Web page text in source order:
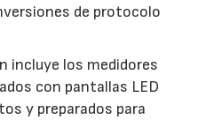
de protocolo
incluye los medidores
con pantallas LED
y preparados para